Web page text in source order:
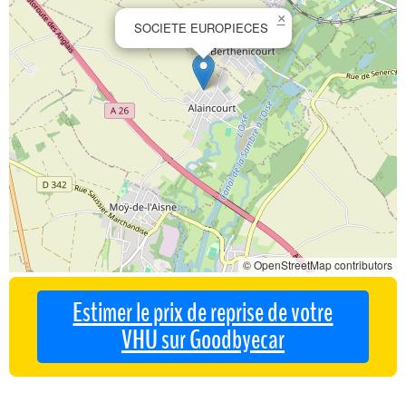
SOCIETE EUROPIECES
×
© OpenStreetMap contributors
Estimer le prix de reprise de votre
VHU sur Goodbyecar